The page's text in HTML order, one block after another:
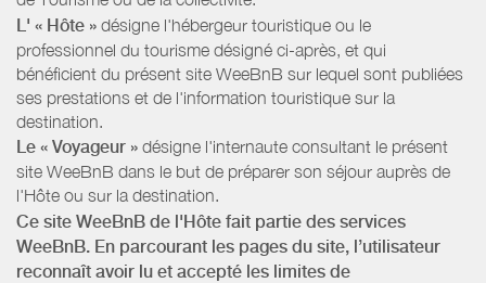
L' « Hôte » désigne l'hébergeur touristique ou le
professionnel du tourisme désigné ci-après, et qui
bénéficient du présent site WeeBnB sur lequel sont publiées
ses prestations et de l'information touristique sur la
destination.
Le « Voyageur » désigne l'internaute consultant le présent
site WeeBnB dans le but de préparer son séjour auprès de
l'Hôte ou sur la destination.
Ce site WeeBnB de l'Hôte fait partie des services
WeeBnB. En parcourant les pages du site, l’utilisateur
reconnaît avoir lu et accepté les limites de